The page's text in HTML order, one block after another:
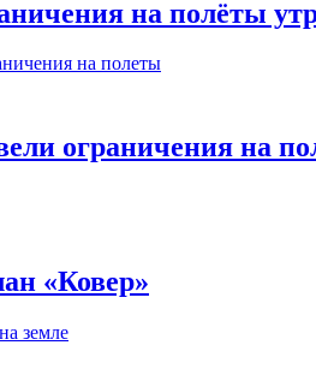
на полёты
ограничения на
«Ковер»